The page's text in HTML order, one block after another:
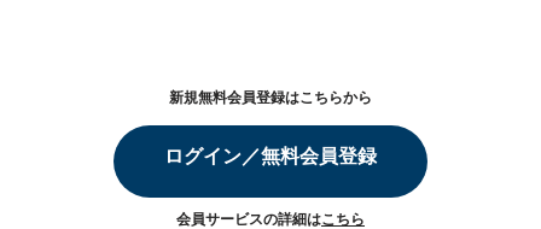
新規無料会員登録はこちらから
ログイン／無料会員登録
会員サービスの詳細はこちら